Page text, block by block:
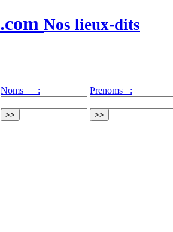
Nos lieux-dits
Noms : Prenoms :